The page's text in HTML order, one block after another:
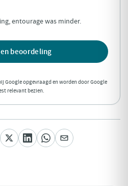
entourage was minder.
beoordeling
relevant bezien.